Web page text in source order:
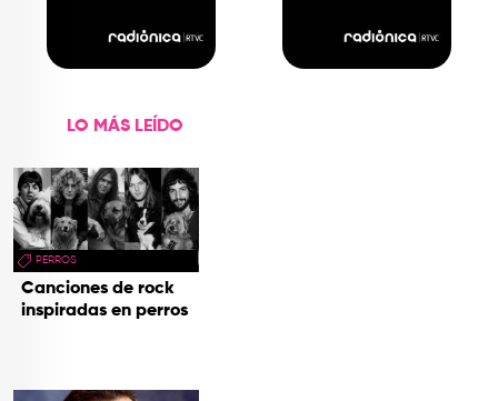
LO MÁS LEÍDO
PERROS
Canciones de rock
inspiradas en perros